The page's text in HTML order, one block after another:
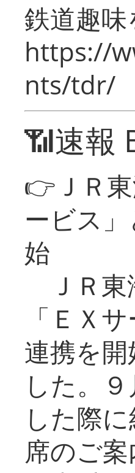
鉄道趣
https://
nts/tdr/
📶速報
👉ＪＲ
ービス
始
ＪＲ東
「ＥＸ
連携を
した。
した際
席のご